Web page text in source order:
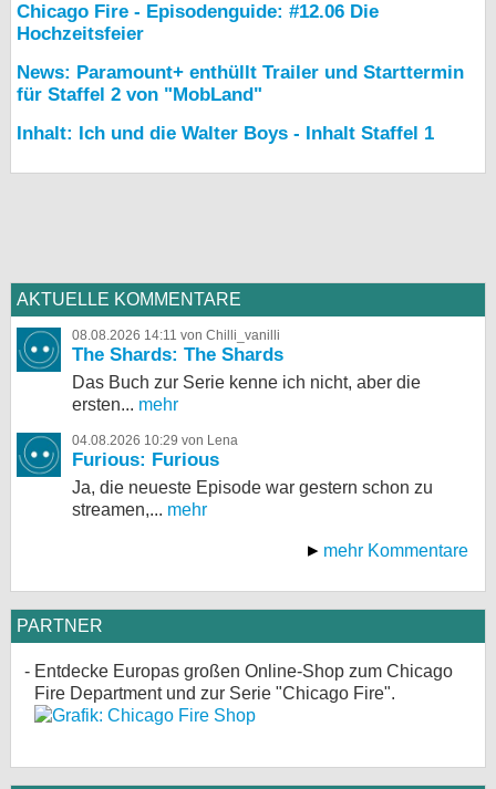
Chicago Fire - Episodenguide: #12.06 Die
Hochzeitsfeier
News: Paramount+ enthüllt Trailer und Starttermin
für Staffel 2 von "MobLand"
Inhalt: Ich und die Walter Boys - Inhalt Staffel 1
AKTUELLE KOMMENTARE
08.08.2026 14:11 von Chilli_vanilli
The Shards: The Shards
Das Buch zur Serie kenne ich nicht, aber die
ersten... mehr
04.08.2026 10:29 von Lena
Furious: Furious
Ja, die neueste Episode war gestern schon zu
streamen,... mehr
mehr Kommentare
PARTNER
Entdecke Europas großen Online-Shop zum Chicago
Fire Department und zur Serie "Chicago Fire".